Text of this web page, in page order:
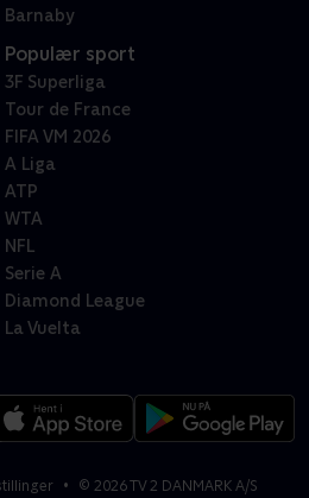
Barnaby
Populær sport
3F Superliga
Tour de France
FIFA VM 2026
A Liga
ATP
WTA
NFL
Serie A
Diamond League
La Vuelta
© 2026TV 2 DANMARK A/S